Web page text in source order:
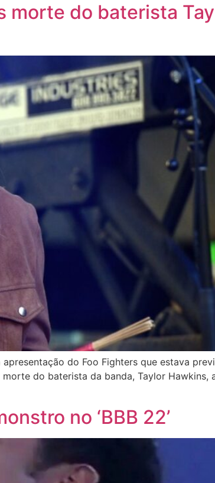
morte do baterista
do Foo Fighters que estava
do baterista da banda, Taylor Hawkins,
no ‘BBB 22’